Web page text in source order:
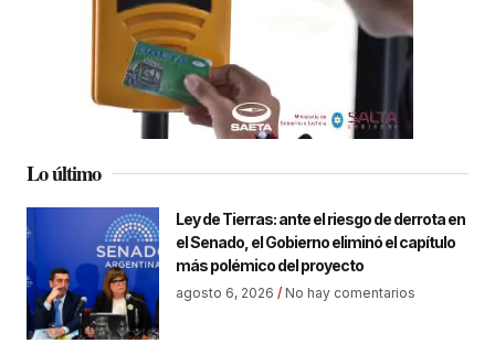
Lo último
Ley de Tierras: ante el riesgo de derrota en
el Senado, el Gobierno eliminó el capítulo
más polémico del proyecto
agosto 6, 2026 No hay comentarios